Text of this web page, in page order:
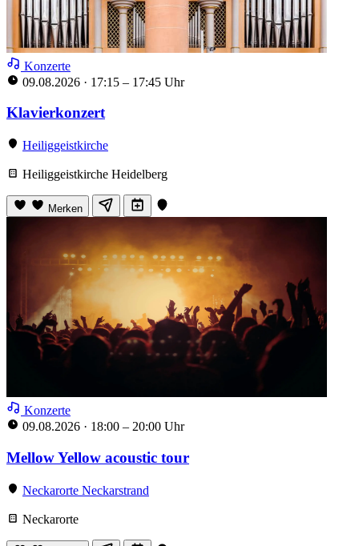
Konzerte
09.08.2026 · 17:15 – 17:45 Uhr
Klavierkonzert
Heiliggeistkirche
Heiliggeistkirche Heidelberg
Merken
Konzerte
09.08.2026 · 18:00 – 20:00 Uhr
Mellow Yellow acoustic tour
Neckarorte Neckarstrand
Neckarorte